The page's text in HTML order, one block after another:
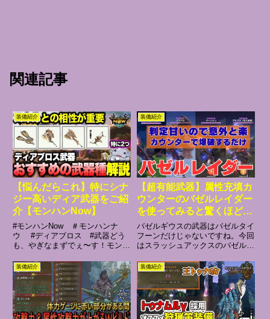
関連記事
装備紹介
【悩んだらこれ】特にシナ
ジー高いディア武器をご紹
介【モンハンNow】
#モンハンNow ＃モンハンナ
ウ #ディアブロス #武器どう
も、やぎなまずでぇ〜す！モンハ
今回は『ディアブロスのオススメ
武器』をまとめたぜ！ついに次元
変異ディアブロスがやってくるな
ぁ！！無属性武器でもがっつり...
装備紹介
【超有能武器】属性充填カ
ウンターのバゼルレイダー
を使ってみると驚くほど汎
用性の高い武器だったので
並ハン目線で紹介します
【モンハンNow・モンスタ
ーハンターNow】
バゼルギウスの武器はバゼルタイ
フーンだけじゃないですね。今回
はスラッシュアックスのバゼルレ
と操作が楽で汎用性の高い武器だ
と思いましたので紹介します。
【モンハンNow関連動画再生リス
ト】今回の動画以外にも疑問に
思...
装備紹介 装備紹介